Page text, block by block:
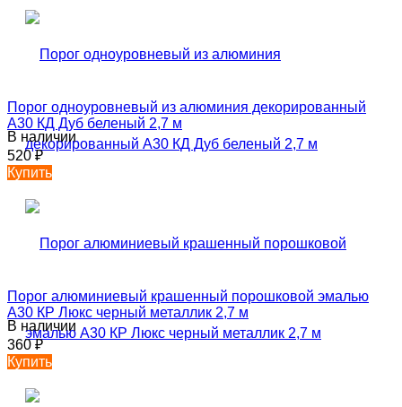
Порог одноуровневый из алюминия декорированный
А30 КД Дуб беленый 2,7 м
В наличии
520₽
Купить
Порог алюминиевый крашенный порошковой эмалью
А30 КР Люкс черный металлик 2,7 м
В наличии
360₽
Купить